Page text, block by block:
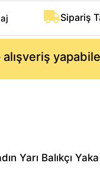
Sipariş
alışveriş
Yarı Balıkçı